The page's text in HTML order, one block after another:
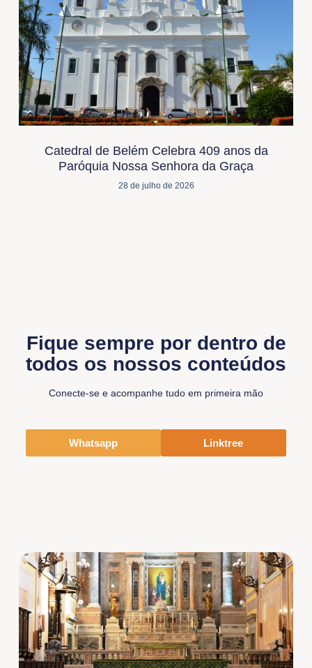
Catedral de Belém Celebra 409 anos da
Paróquia Nossa Senhora da Graça
28 de julho de 2026
Fique sempre por dentro de
todos os nossos conteúdos
Conecte-se e acompanhe tudo em primeira mão
Whatsapp Linktree